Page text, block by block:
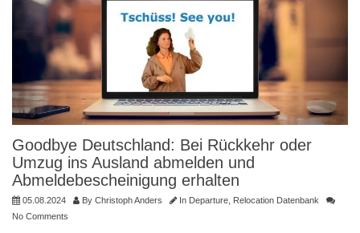
Goodbye Deutschland: Bei Rückkehr oder
Umzug ins Ausland abmelden und
Abmeldebescheinigung erhalten
05.08.2024 By Christoph Anders In Departure Relocation Datenbank
No Comments